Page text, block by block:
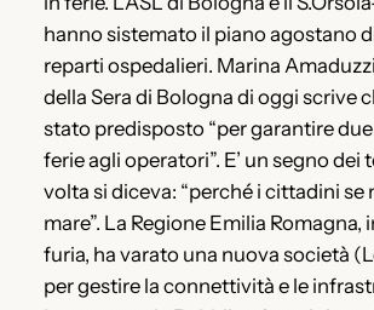
hanno sistemato il piano agostano
reparti ospedalieri. Marina
della Sera di Bologna di oggi scrive
stato predisposto “per garantire
ferie agli operatori”. E’ un segno dei
volta si diceva: “perché i cittadini se
mare”. La Regione Emilia Romagna,
furia, ha varato una nuova società
per gestire la connettività e le